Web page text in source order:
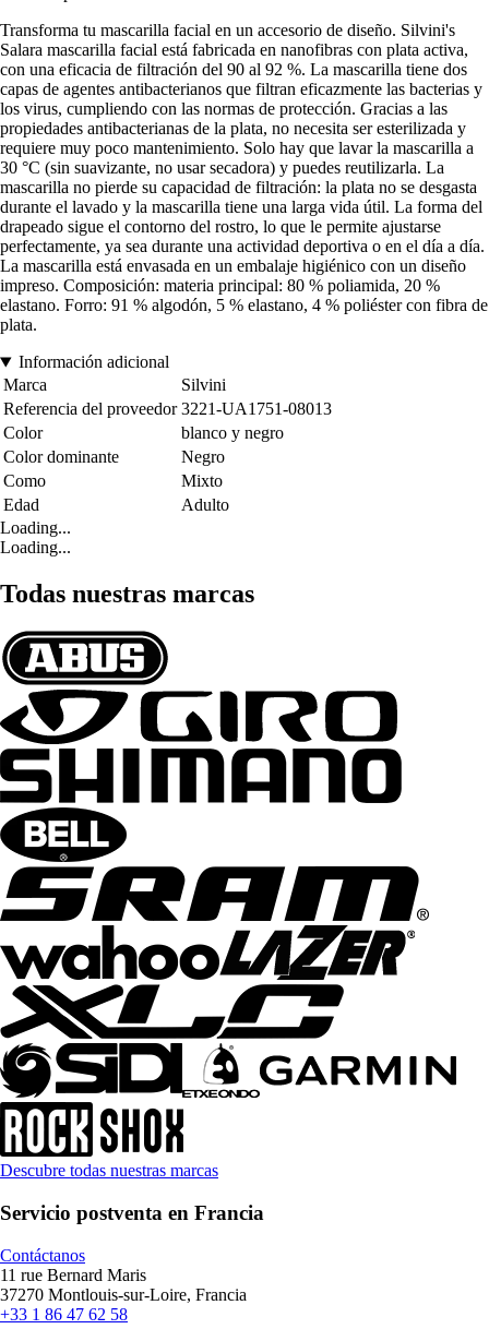
Transforma tu mascarilla facial en un accesorio de diseño. Silvini's
Salara mascarilla facial está fabricada en nanofibras con plata activa,
con una eficacia de filtración del 90 al 92 %. La mascarilla tiene dos
capas de agentes antibacterianos que filtran eficazmente las bacterias y
los virus, cumpliendo con las normas de protección. Gracias a las
propiedades antibacterianas de la plata, no necesita ser esterilizada y
requiere muy poco mantenimiento. Solo hay que lavar la mascarilla a
30 °C (sin suavizante, no usar secadora) y puedes reutilizarla. La
mascarilla no pierde su capacidad de filtración: la plata no se desgasta
durante el lavado y la mascarilla tiene una larga vida útil. La forma del
drapeado sigue el contorno del rostro, lo que le permite ajustarse
perfectamente, ya sea durante una actividad deportiva o en el día a día.
La mascarilla está envasada en un embalaje higiénico con un diseño
impreso. Composición: materia principal: 80 % poliamida, 20 %
elastano. Forro: 91 % algodón, 5 % elastano, 4 % poliéster con fibra de
plata.
Información adicional
Marca
Silvini
Referencia del proveedor 3221-UA1751-08013
Color
blanco y negro
Color dominante
Negro
Como
Mixto
Edad
Adulto
Loading...
Loading...
Todas nuestras marcas
Descubre todas nuestras marcas
Servicio postventa en Francia
Contáctanos
11 rue Bernard Maris
37270 Montlouis-sur-Loire, Francia
+33 1 86 47 62 58